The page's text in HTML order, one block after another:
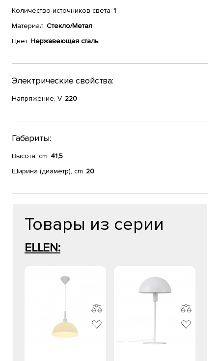
Количество источников света 1
Материал Стекло/Метал
Цвет Нержавеющая сталь
Электрические свойства:
Напряжение, V 220
Габариты:
Высота, cm 41,5
Ширина (диаметр), cm 20
Товары из серии
ELLEN: